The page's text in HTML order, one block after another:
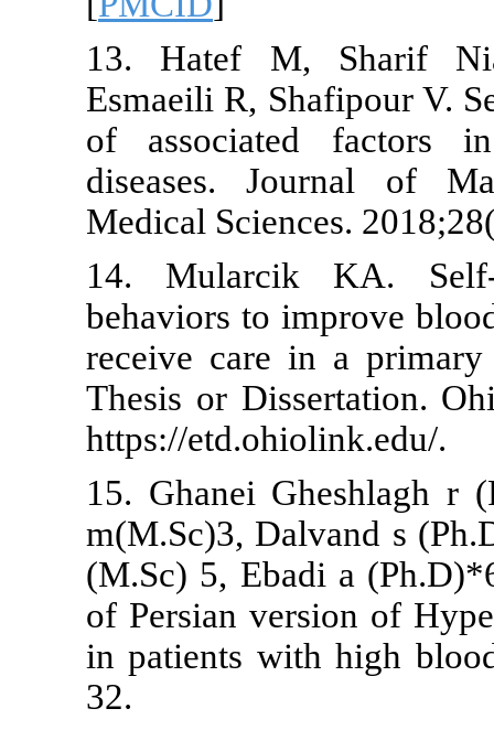
13. Hatef
Esmaeili R,
of
diseases.
Medical
14.
behaviors to
receive
Thesis or
https://
15. Ghanei
m(M.Sc)3,
(M.Sc) 5,
of Persian
in patients